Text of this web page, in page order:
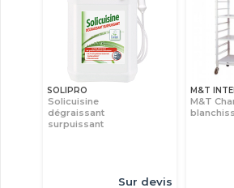
SOLIPRO
Solicuisine
dégraissant
surpuissant
Sur devis
M&T
M&T